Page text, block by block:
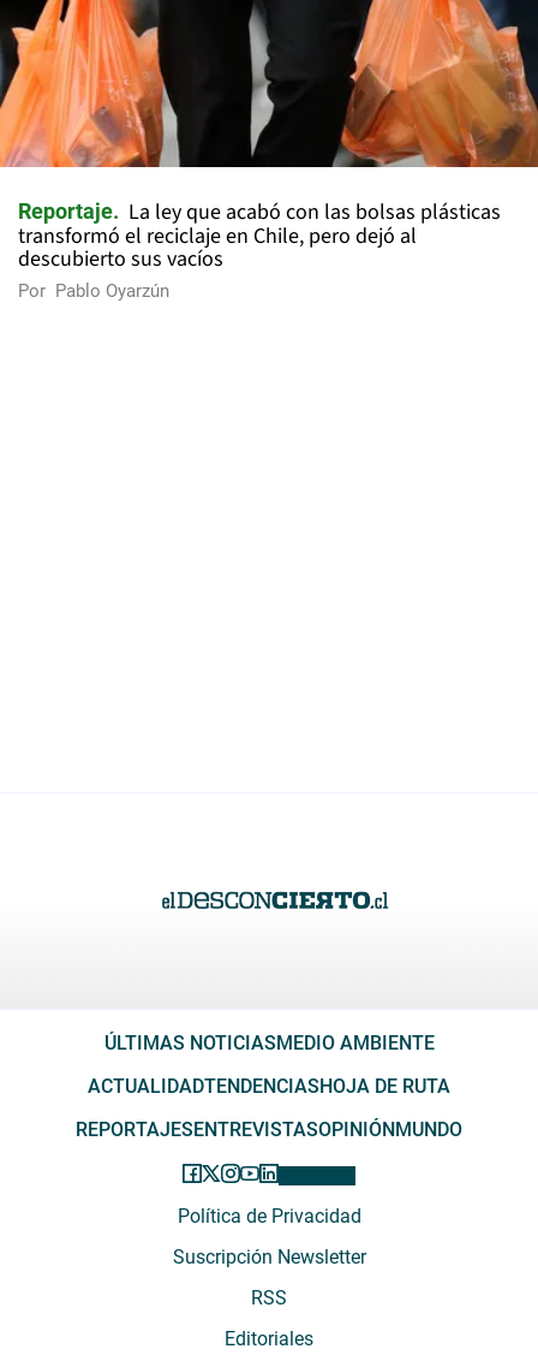
Reportaje
La ley que acabó con las bolsas plásticas
transformó el reciclaje en Chile, pero dejó al
descubierto sus vacíos
Por Pablo Oyarzún
ÚLTIMAS NOTICIASMEDIO AMBIENTE
ACTUALIDADTENDENCIASHOJA DE RUTA
REPORTAJESENTREVISTASOPINIÓNMUNDO
Política de Privacidad
Suscripción Newsletter
RSS
Editoriales